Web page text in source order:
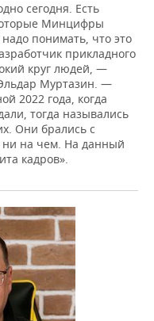
сегодня. Есть
Минцифры
понимать, что это
прикладного
круг людей, —
Муртазин. —
2022 года, когда
тогда назывались
Они брались с
на чем. На данный
кадров».